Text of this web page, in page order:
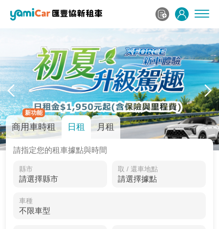
新功能
商用車時租 日租 月租
請指定您的租車據點與時間
縣市 取 / 還車地點
車種